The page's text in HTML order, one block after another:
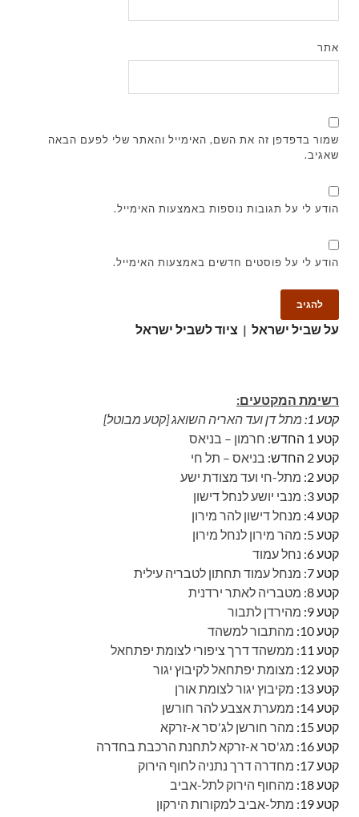
אתר
שמור בדפדפן זה את השם, האימייל והאתר שלי לפעם הבאה
שאגיב.
הודע לי על תגובות נוספות באמצעות האימייל.
הודע לי על פוסטים חדשים באמצעות האימייל.
על שביל ישראל | ציוד לשביל ישראל
רשימת המקטעים:
קטע 1:
מתל דן ועד האריה השואג [קטע מבוטל]
קטע 1 החדש:
חרמון – בניאס
קטע 2 החדש:
בניאס – תל חי
קטע 2:
מתל-חי ועד מצודת ישע
קטע 3:
מנבי יושע לנחל דישון
קטע 4:
מנחל דישון להר מירון
קטע 5:
מהר מירון לנחל מירון
קטע 6:
נחל עמוד
קטע 7:
מנחל עמוד תחתון לטבריה עילית
קטע 8:
מטבריה לאתר ירדנית
קטע 9:
מהירדן לתבור
קטע 10:
מהתבור למשהד
קטע 11:
ממשהד דרך ציפורי לצומת יפתחאל
קטע 12:
מצומת יפתחאל לקיבוץ יגור
קטע 13:
מקיבוץ יגור לצומת אורן
קטע 14:
ממערת אצבע להר חורשן
קטע 15:
מהר חורשן לג'סר א-זרקא
קטע 16:
מג'סר א-זרקא לתחנת הרכבת בחדרה
קטע 17:
מחדרה דרך נתניה לחוף הירוק
קטע 18:
מהחוף הירוק לתל-אביב
קטע 19:
מתל-אביב למקורות הירקון